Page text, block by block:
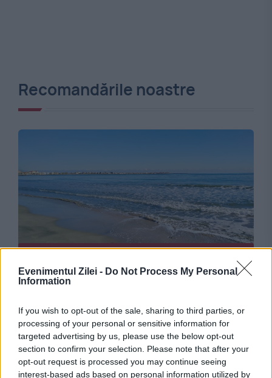
Evenimentul Zilei - Do Not Process My Personal
Information
If you wish to opt-out of the sale, sharing to third parties, or
processing of your personal or sensitive information for
targeted advertising by us, please use the below opt-out
section to confirm your selection. Please note that after your
opt-out request is processed you may continue seeing
interest-based ads based on personal information utilized by
Recomandările noastre
INTERNATIONAL
Schimbări importante pentru românii care
duminică, 9 august